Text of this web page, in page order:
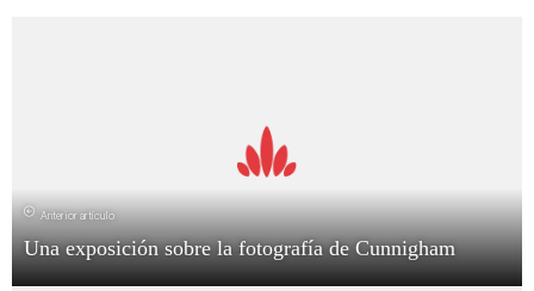
Anterior artículo
Una exposición sobre la fotografía de Cunnigham